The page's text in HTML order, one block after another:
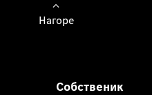
Нагоре
Собственик